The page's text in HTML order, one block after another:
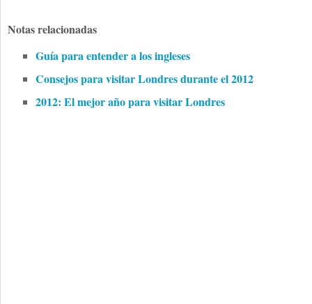
Notas relacionadas
Guía para entender a los ingleses
Consejos para visitar Londres durante el 2012
2012: El mejor año para visitar Londres